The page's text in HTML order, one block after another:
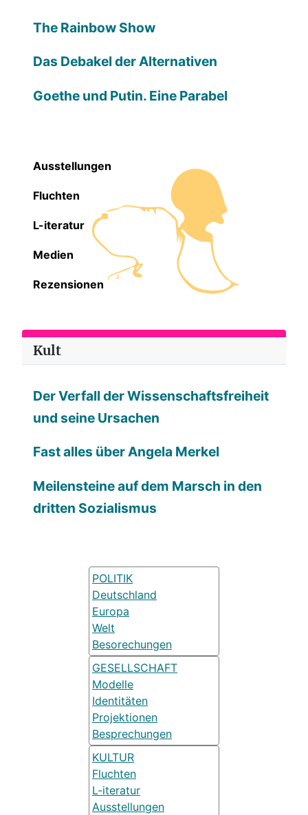
The Rainbow Show
Das Debakel der Alternativen
Goethe und Putin. Eine Parabel
Ausstellungen
Fluchten
L-iteratur
Medien
Rezensionen
Kult
Der Verfall der Wissenschaftsfreiheit
und seine Ursachen
Fast alles über Angela Merkel
Meilensteine auf dem Marsch in den
dritten Sozialismus
POLITIK
Deutschland
Europa
Welt
Besorechungen
GESELLSCHAFT
Modelle
Identitäten
Projektionen
Besprechungen
KULTUR
Fluchten
L-iteratur
Ausstellungen